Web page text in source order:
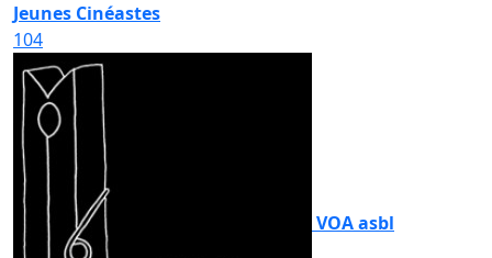
Jeunes Cinéastes
104
VOA asbl